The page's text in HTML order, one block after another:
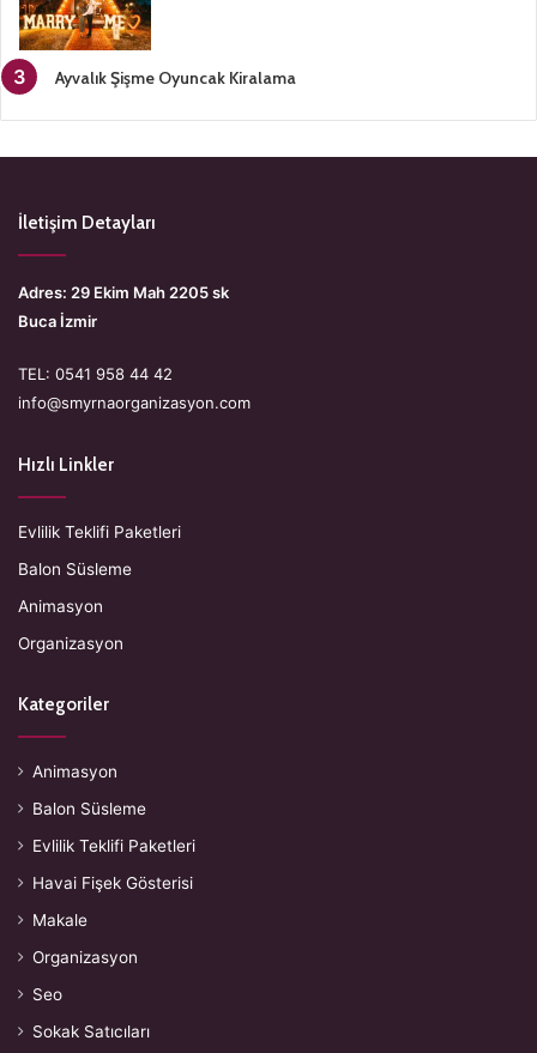
Ayvalık Şişme Oyuncak Kiralama
İletişim Detayları
Adres: 29 Ekim Mah 2205 sk
Buca İzmir
TEL: 0541 958 44 42
info@smyrnaorganizasyon.com
Hızlı Linkler
Evlilik Teklifi Paketleri
Balon Süsleme
Animasyon
Organizasyon
Kategoriler
Animasyon
Balon Süsleme
Evlilik Teklifi Paketleri
Havai Fişek Gösterisi
Makale
Organizasyon
Seo
Sokak Satıcıları